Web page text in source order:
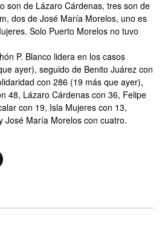
son de Lázaro Cárdenas, tres son de
dos de José María Morelos, uno es
Solo Puerto Morelos no tuvo
P. Blanco lidera en los casos
ayer), seguido de Benito Juárez con
con 286 (19 más que ayer),
48, Lázaro Cárdenas con 36, Felipe
con 19, Isla Mujeres con 13,
José María Morelos con cuatro.